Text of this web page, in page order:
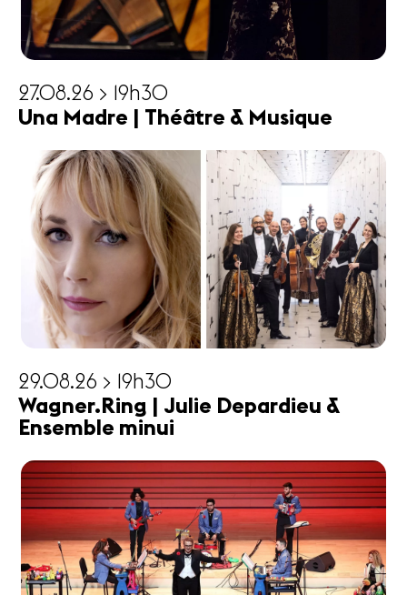
27.08.26 > 19h30
Una Madre | Théâtre & Musique
29.08.26 > 19h30
Wagner.Ring | Julie Depardieu &
Ensemble minui